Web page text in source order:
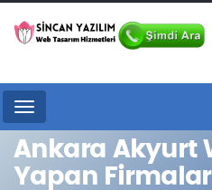
Menu
Ankara Akyurt
Yapan Firmalar